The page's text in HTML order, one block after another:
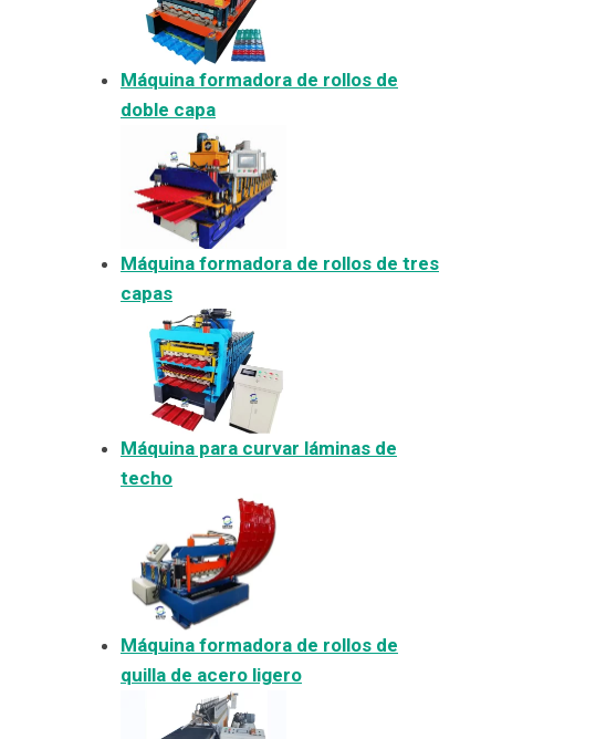
Máquina formadora de rollos de
doble capa
Máquina formadora de rollos de tres
capas
Máquina para curvar láminas de
techo
Máquina formadora de rollos de
quilla de acero ligero